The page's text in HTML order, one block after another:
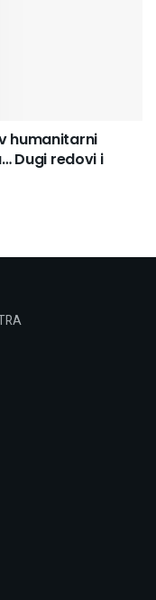
humanitarni
Dugi redovi i